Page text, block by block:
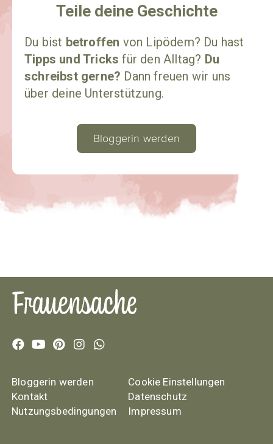
Teile deine Geschichte​
Du bist betroffen von Lipödem? Du hast
Tipps und Tricks für den Alltag? Du
schreibst gerne? Dann freuen wir uns
über deine Unterstützung.
Bloggerin werden
Bloggerin werden
Kontakt
Nutzungsbedingungen
Cookie Einstellungen
Datenschutz
Impressum